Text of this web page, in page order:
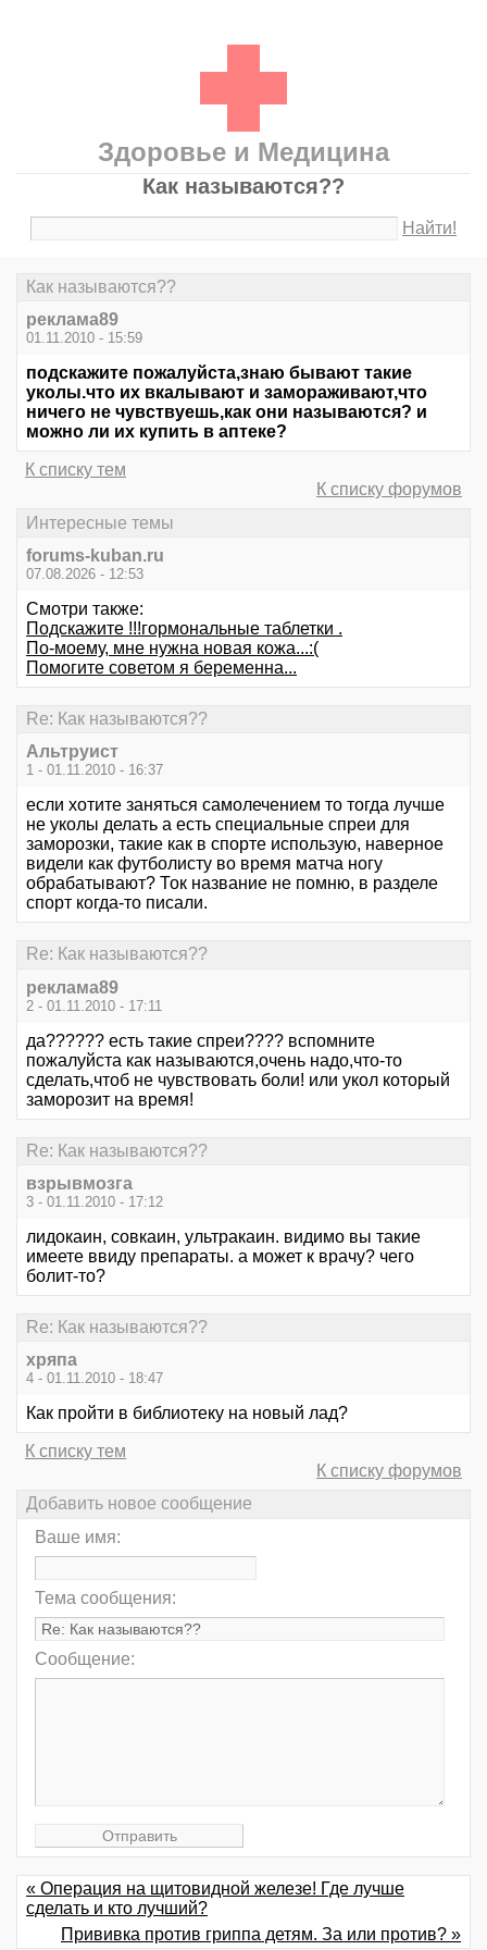
Здоровье и Медицина
Как называются??
Найти!
Как называются??
реклама89
01.11.2010 - 15:59
подскажите пожалуйста,знаю бывают такие
уколы.что их вкалывают и замораживают,что
ничего не чувствуешь,как они называются? и
можно ли их купить в аптеке?
К списку тем
К списку форумов
Интересные темы
forums-kuban.ru
07.08.2026 - 12:53
Смотри также:
Подскажите !!!гормональные таблетки .
По-моему, мне нужна новая кожа...:(
Помогите советом я беременна...
Re: Как называются??
Альтруист
1 - 01.11.2010 - 16:37
если хотите заняться самолечением то тогда лучше
не уколы делать а есть специальные спреи для
заморозки, такие как в спорте использую, наверное
видели как футболисту во время матча ногу
обрабатывают? Ток название не помню, в разделе
спорт когда-то писали.
Re: Как называются??
реклама89
2 - 01.11.2010 - 17:11
да?????? есть такие спреи???? вспомните
пожалуйста как называются,очень надо,что-то
сделать,чтоб не чувствовать боли! или укол который
заморозит на время!
Re: Как называются??
взрывмозга
3 - 01.11.2010 - 17:12
лидокаин, совкаин, ультракаин. видимо вы такие
имеете ввиду препараты. а может к врачу? чего
болит-то?
Re: Как называются??
хряпа
4 - 01.11.2010 - 18:47
Как пройти в библиотеку на новый лад?
К списку тем
К списку форумов
Добавить новое сообщение
Ваше имя:
Тема сообщения:
Сообщение:
« Операция на щитовидной железе! Где лучше
сделать и кто лучший?
Прививка против гриппа детям. За или против? »